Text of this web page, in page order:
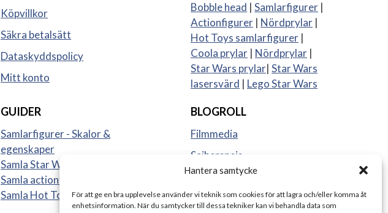
Hantera samtycke
För att ge en bra upplevelse använder vi teknik som cookies för att lagra och/eller komma åt
enhetsinformation. När du samtycker till dessa tekniker kan vi behandla data som
Köpvillkor
Säkra betalsätt
Dataskyddspolicy
Mitt konto
GUIDER
Samlarfigurer - Skalor &
egenskaper
Samla Star Wars figurer
Samla actionfigurer
Samla Hot Toys
Bobble head | Samlarfigurer |
Actionfigurer | Nördprylar |
Hot Toys samlarfigurer |
Coola prylar | Nördprylar |
Star Wars prylar| Star Wars
lasersvärd | Lego Star Wars
BLOGROLL
Filmmedia
Sajberspejs
Strange things